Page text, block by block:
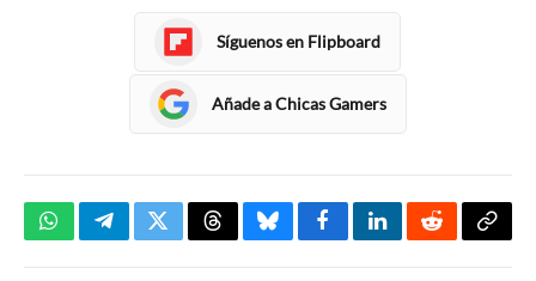
Síguenos en Flipboard
Añade a Chicas Gamers
WhatsAppTelegramTwitterThreadsBlueskyFacebookLinkedInReddit